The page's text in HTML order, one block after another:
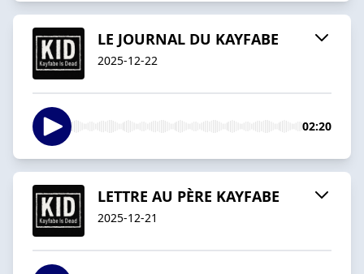
LE JOURNAL DU KAYFABE
2025-12-22
02:20
LETTRE AU PÈRE KAYFABE
2025-12-21